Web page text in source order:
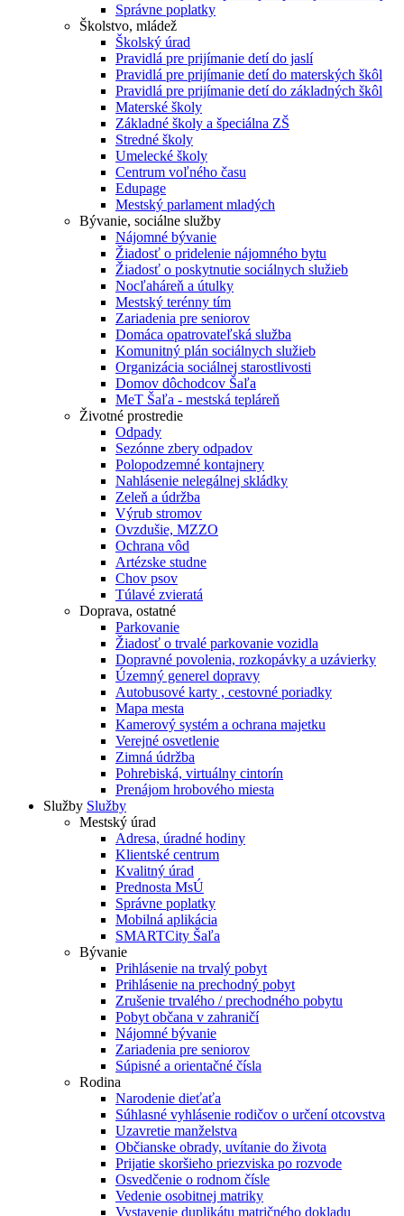
Správne poplatky
Školstvo, mládež
Školský úrad
Pravidlá pre prijímanie detí do jaslí
Pravidlá pre prijímanie detí do materských škôl
Pravidlá pre prijímanie detí do základných škôl
Materské školy
Základné školy a špeciálna ZŠ
Stredné školy
Umelecké školy
Centrum voľného času
Edupage
Mestský parlament mladých
Bývanie, sociálne služby
Nájomné bývanie
Žiadosť o pridelenie nájomného bytu
Žiadosť o poskytnutie sociálnych služieb
Nocľaháreň a útulky
Mestský terénny tím
Zariadenia pre seniorov
Domáca opatrovateľská služba
Komunitný plán sociálnych služieb
Organizácia sociálnej starostlivosti
Domov dôchodcov Šaľa
MeT Šaľa - mestská tepláreň
Životné prostredie
Odpady
Sezónne zbery odpadov
Polopodzemné kontajnery
Nahlásenie nelegálnej skládky
Zeleň a údržba
Výrub stromov
Ovzdušie, MZZO
Ochrana vôd
Artézske studne
Chov psov
Túlavé zvieratá
Doprava, ostatné
Parkovanie
Žiadosť o trvalé parkovanie vozidla
Dopravné povolenia, rozkopávky a uzávierky
Územný generel dopravy
Autobusové karty , cestovné poriadky
Mapa mesta
Kamerový systém a ochrana majetku
Verejné osvetlenie
Zimná údržba
Pohrebiská, virtuálny cintorín
Prenájom hrobového miesta
Služby Služby
Mestský úrad
Adresa, úradné hodiny
Klientské centrum
Kvalitný úrad
Prednosta MsÚ
Správne poplatky
Mobilná aplikácia
SMARTCity Šaľa
Bývanie
Prihlásenie na trvalý pobyt
Prihlásenie na prechodný pobyt
Zrušenie trvalého / prechodného pobytu
Pobyt občana v zahraničí
Nájomné bývanie
Zariadenia pre seniorov
Súpisné a orientačné čísla
Rodina
Narodenie dieťaťa
Súhlasné vyhlásenie rodičov o určení otcovstva
Uzavretie manželstva
Občianske obrady, uvítanie do života
Prijatie skoršieho priezviska po rozvode
Osvedčenie o rodnom čísle
Vedenie osobitnej matriky
Vystavenie duplikátu matričného dokladu